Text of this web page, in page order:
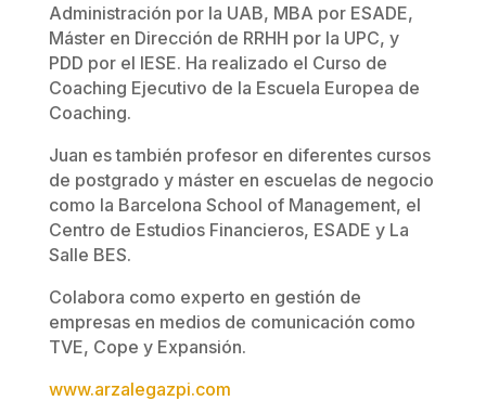
Administración por la UAB, MBA por ESADE,
Máster en Dirección de RRHH por la UPC, y
PDD por el IESE. Ha realizado el Curso de
Coaching Ejecutivo de la Escuela Europea de
Coaching.
Juan es también profesor en diferentes cursos
de postgrado y máster en escuelas de negocio
como la Barcelona School of Management, el
Centro de Estudios Financieros, ESADE y La
Salle BES.
Colabora como experto en gestión de
empresas en medios de comunicación como
TVE, Cope y Expansión.
www.arzalegazpi.com